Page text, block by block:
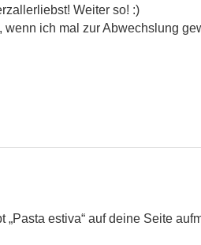
Weiter so! :)
wenn ich mal zur Abwechslung
„Pasta estiva“ auf deine Seite